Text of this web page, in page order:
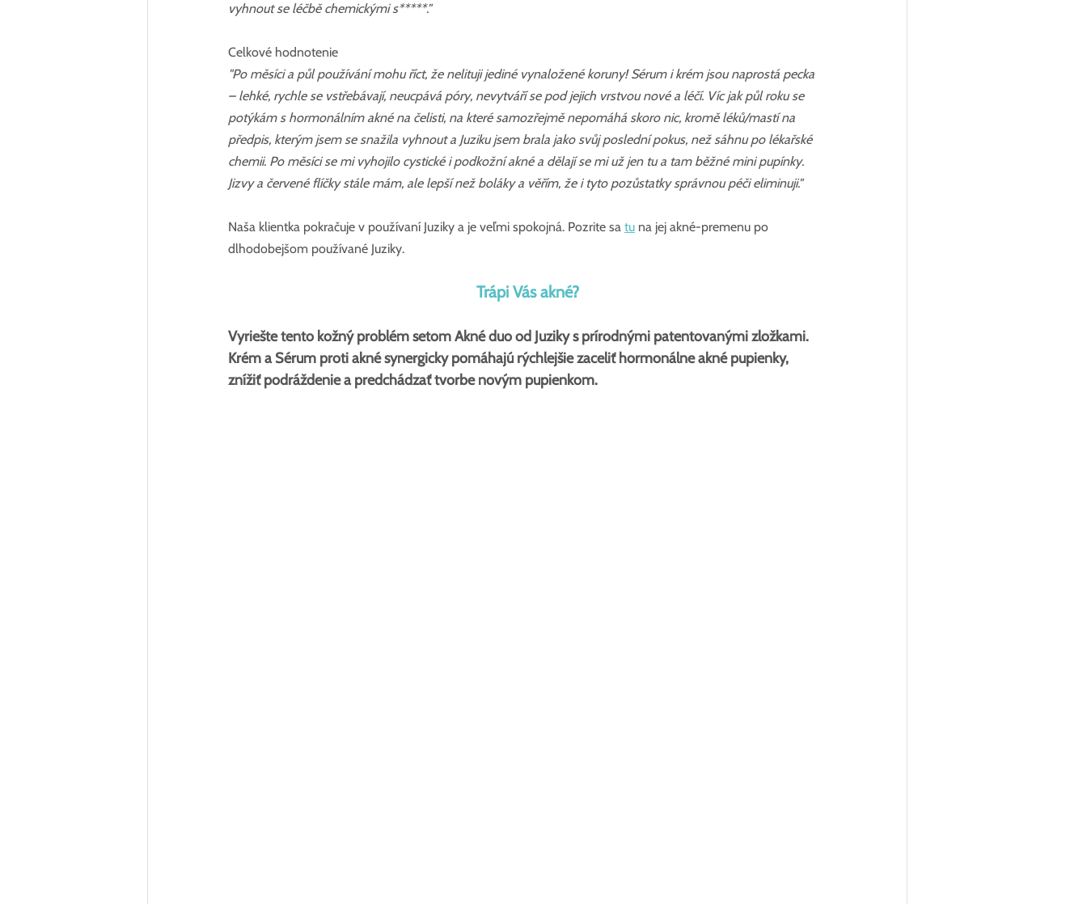
vyhnout se léčbě chemickými s*****."
Celkové hodnotenie
"Po měsíci a půl používání mohu říct, že nelituji jediné vynaložené koruny! Sérum i krém jsou naprostá pecka
– lehké, rychle se vstřebávají, neucpává póry, nevytváří se pod jejich vrstvou nové a léčí. Víc jak půl roku se
potýkám s hormonálním akné na čelisti, na které samozřejmě nepomáhá skoro nic, kromě léků/mastí na
předpis, kterým jsem se snažila vyhnout a Juziku jsem brala jako svůj poslední pokus, než sáhnu po lékařské
chemii. Po měsíci se mi vyhojilo cystické i podkožní akné a dělají se mi už jen tu a tam běžné mini pupínky.
Jizvy a červené flíčky stále mám, ale lepší než boláky a věřím, že i tyto pozůstatky správnou péči eliminuji."
Naša klientka pokračuje v používaní Juziky a je veľmi spokojná. Pozrite sa tu na jej akné-premenu po
dlhodobejšom používané Juziky.
Trápi Vás akné?
Vyriešte tento kožný problém setom Akné duo od Juziky s prírodnými patentovanými zložkami.
Krém a Sérum proti akné synergicky pomáhajú rýchlejšie zaceliť hormonálne akné pupienky,
znížiť podráždenie a predchádzať tvorbe novým pupienkom.